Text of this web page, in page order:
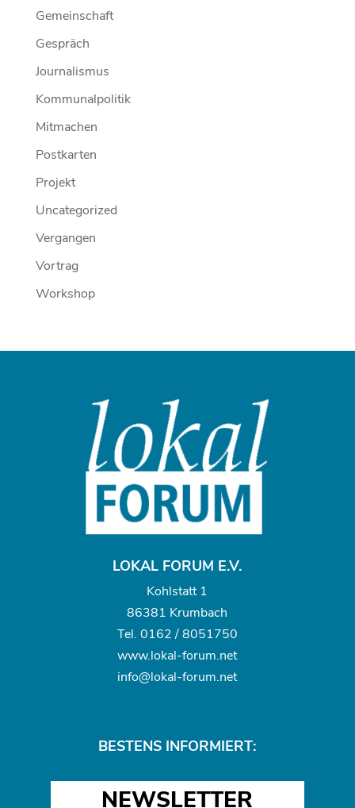
Gemeinschaft
Gespräch
Journalismus
Kommunalpolitik
Mitmachen
Postkarten
Projekt
Uncategorized
Vergangen
Vortrag
Workshop
LOKAL FORUM E.V.
Kohlstatt 1
86381 Krumbach
Tel. 0162 / 8051750
www.lokal-forum.net
info@lokal-forum.net
BESTENS INFORMIERT:
NEWSLETTER